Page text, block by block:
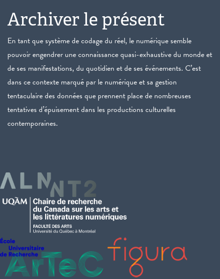
Archiver le présent
En tant que système de codage du réel, le numérique semble
pouvoir engendrer une connaissance quasi-exhaustive du monde et
de ses manifestations, du quotidien et de ses événements. C’est
dans ce contexte marqué par le numérique et sa gestion
tentaculaire des données que prennent place de nombreuses
tentatives d’épuisement dans les productions culturelles
contemporaines.